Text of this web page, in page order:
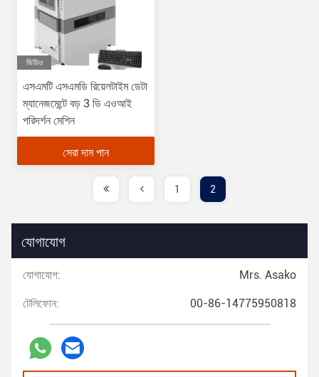
ভিডিও
এসএমটি এসএমডি রিয়েলটাইম ডেটা
ম্যানেজমেন্টে বড় 3 ডি এওআই
পরিদর্শন মেশিন
সেরা দাম পান
1 2
যোগাযোগ
যোগাযোগ: Mrs. Asako
টেলিফোন: 00-86-14775950818